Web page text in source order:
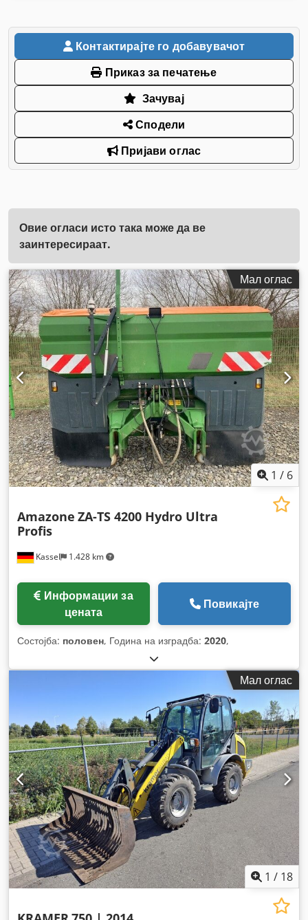
Контактирајте го добавувачот
Приказ за печатење
Зачувај
Сподели
Пријави оглас
Овие огласи исто така може да ве
заинтересираат.
Мал оглас
1 / 6
Kassel 1.428 km
Amazone ZA-TS 4200 Hydro Ultra
Profis
цената
Повикајте
Состојба: половен, Година на изградба: 2020,
Мал оглас
1 / 18